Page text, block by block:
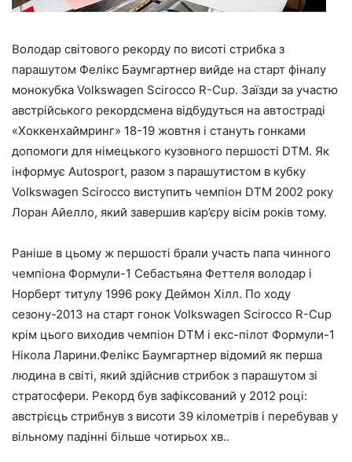
Володар світового рекорду по висоті стрибка з
парашутом Фелікс Баумгартнер вийде на старт фіналу
монокубка Volkswagen Scirocco R-Cup. Заїзди за участю
австрійського рекордсмена відбудуться на автостраді
«Хоккенхаймринг» 18-19 жовтня і стануть гонками
допомоги для німецького кузовного першості DTM. Як
інформує Autosport, разом з парашутистом в кубку
Volkswagen Scirocco виступить чемпіон DTM 2002 року
Лоран Айелло, який завершив кар’єру вісім років тому.
Раніше в цьому ж першості брали участь папа чинного
чемпіона Формули-1 Себастьяна Феттеля володар і
Норберт титулу 1996 року Деймон Хілл. По ходу
сезону-2013 на старт гонок Volkswagen Scirocco R-Cup
крім цього виходив чемпіон DTM і екс-пілот Формули-1
Нікола Ларини.Фелікс Баумгартнер відомий як перша
людина в світі, який здійснив стрибок з парашутом зі
стратосфери. Рекорд був зафіксований у 2012 році:
австрієць стрибнув з висоти 39 кілометрів і перебував у
вільному падінні більше чотирьох хв..